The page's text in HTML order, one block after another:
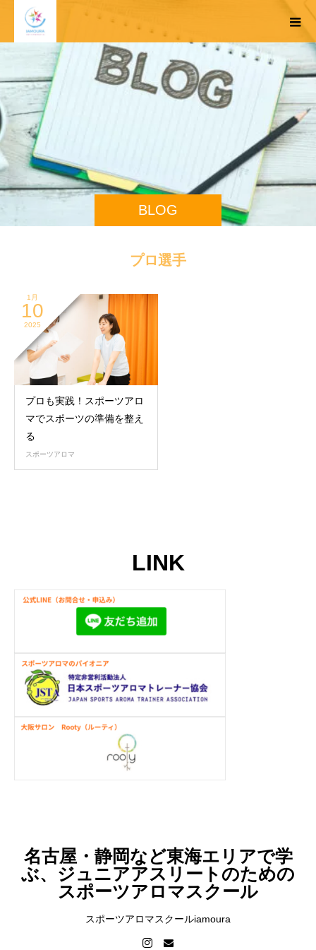
BLOG
プロ選手
1月
10
2025
プロも実践！スポーツアロ
マでスポーツの準備を整え
る
スポーツアロマ
LINK
名古屋・静岡など東海エリアで学
ぶ、ジュニアアスリートのための
スポーツアロマスクール
スポーツアロマスクールiamoura